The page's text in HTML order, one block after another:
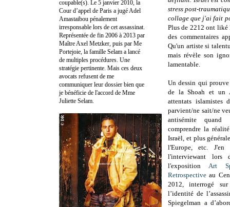
stress post-
collage que j'ai fait
Plus de 2212 ont liké
des commentaires
Qu'un artiste si
mais révèle son
lamentable.
Un dessin qui
de la Shoah et un
attentats islamistes
parvient/ne sait/ne
antisémite
comprendre la
Israël, et plus
l'Europe, etc. J'en
l'interviewant lors
l'exposition Art
Retrospective au
2012, interrogé
l’identité de
Spiegelman a
coupable(s). Le 5 janvier 2010, la
Cour d’appel de Paris a jugé Adel
Amastaibou pénalement
irresponsable lors de cet assassinat.
Représentée de fin 2006 à 2013 par
Maître Axel Metzker, puis par Me
Portejoie, la famille Selam a lancé
de multiples procédures. Une
stratégie pertinente. Mais ces deux
avocats refusent de me
communiquer leur dossier bien que
je bénéficie de l'accord de Mme
Juliette Selam.